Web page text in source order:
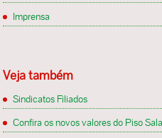
Imprensa
Veja também
Sindicatos Filiados
Confira os novos valores do Piso